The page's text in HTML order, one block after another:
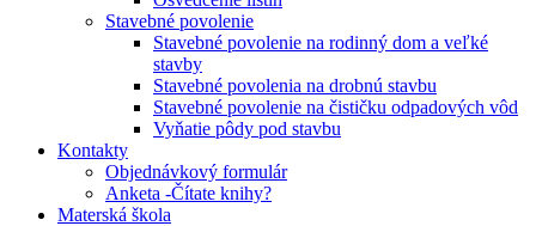
Stavebné povolenie
Stavebné povolenie na rodinný dom a veľké
stavby
Stavebné povolenia na drobnú stavbu
Stavebné povolenie na čističku odpadových vôd
Vyňatie pôdy pod stavbu
Kontakty
Objednávkový formulár
Anketa -Čítate knihy?
Materská škola